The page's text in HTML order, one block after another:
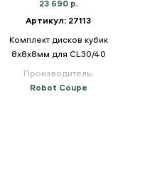
23 690 р.
Артикул: 27113
Комплект дисков кубик
8х8х8мм для CL30/40
Производитель:
Robot Coupe